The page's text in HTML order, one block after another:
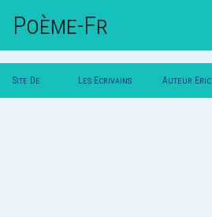
Poème-Fr
Site De Les Ecrivains Auteur Eric